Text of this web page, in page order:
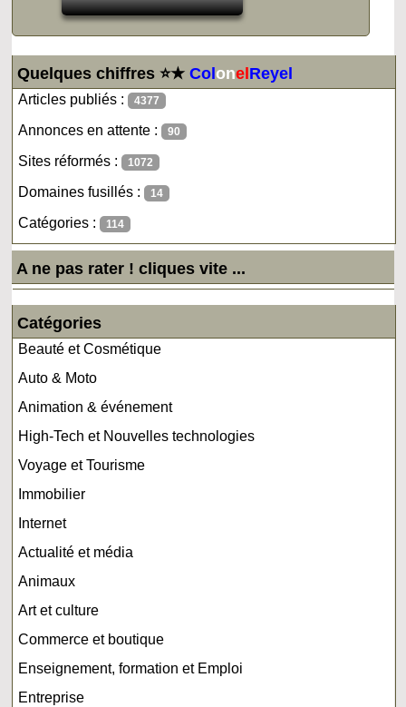
Quelques chiffres ⭐★ColonelReyel
Articles publiés : 4377
Annonces en attente : 90
Sites réformés : 1072
Domaines fusillés : 14
Catégories : 114
A ne pas rater ! cliques vite ...
Catégories
Beauté et Cosmétique
Auto & Moto
Animation & événement
High-Tech et Nouvelles technologies
Voyage et Tourisme
Immobilier
Internet
Actualité et média
Animaux
Art et culture
Commerce et boutique
Enseignement, formation et Emploi
Entreprise